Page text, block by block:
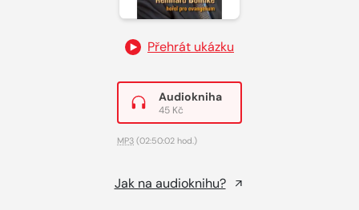
Přehrát ukázku
Audiokniha
45 Kč
MP3 (02:50:02 hod.)
Jak na audioknihu?